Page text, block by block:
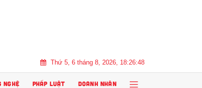
thúc đẩy tăng trưởng chu kỳ mới bất động sản Việt Nam
Thứ 5, 6 tháng 8, 2026, 18:26:49
NGHỆ PHÁP LUẬT DOANH NHÂN